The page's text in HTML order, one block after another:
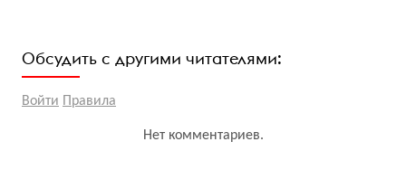
Обсудить с другими читателями:
Войти Правила
Нет комментариев.